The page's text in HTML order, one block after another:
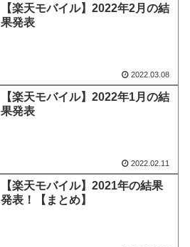
【楽天モバイル】2022年2月の結
果発表
2022.03.08
【楽天モバイル】2022年1月の結
果発表
2022.02.11
【楽天モバイル】2021年の結果
発表！【まとめ】